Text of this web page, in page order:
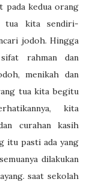
pada kedua orang
tua kita sendiri-
jodoh. Hingga
rahman dan
menikah dan
tua kita begitu
kita
curahan kasih
itu pasti ada yang
dilakukan
saat sekolah